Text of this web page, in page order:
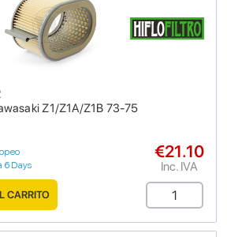
Z1/Z1A/Z1B 73-75
6 Days
€21.10
Inc. IVA
CARRITO